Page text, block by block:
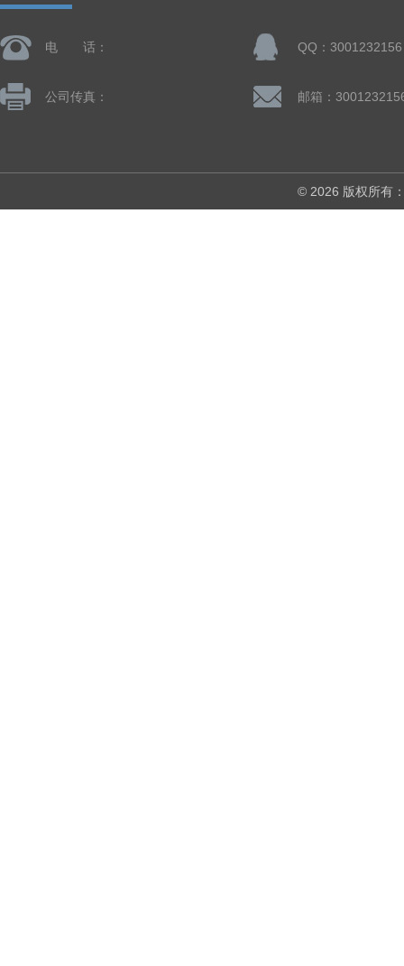
电 话： QQ：3001232156
公司传真： 邮箱：
© 2026 版权所有